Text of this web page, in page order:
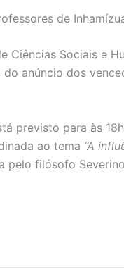
de
Ciências Sociais e
anúncio dos
previsto para às
ao tema “A
pelo filósofo